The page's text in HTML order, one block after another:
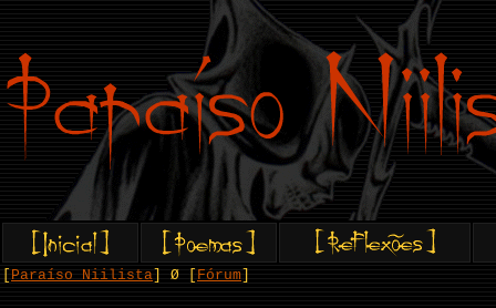
Paraíso Niilista ] Ø [ Fórum